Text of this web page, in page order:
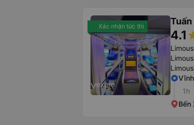
Xác nhận tức thì
4.1
1h
Bến